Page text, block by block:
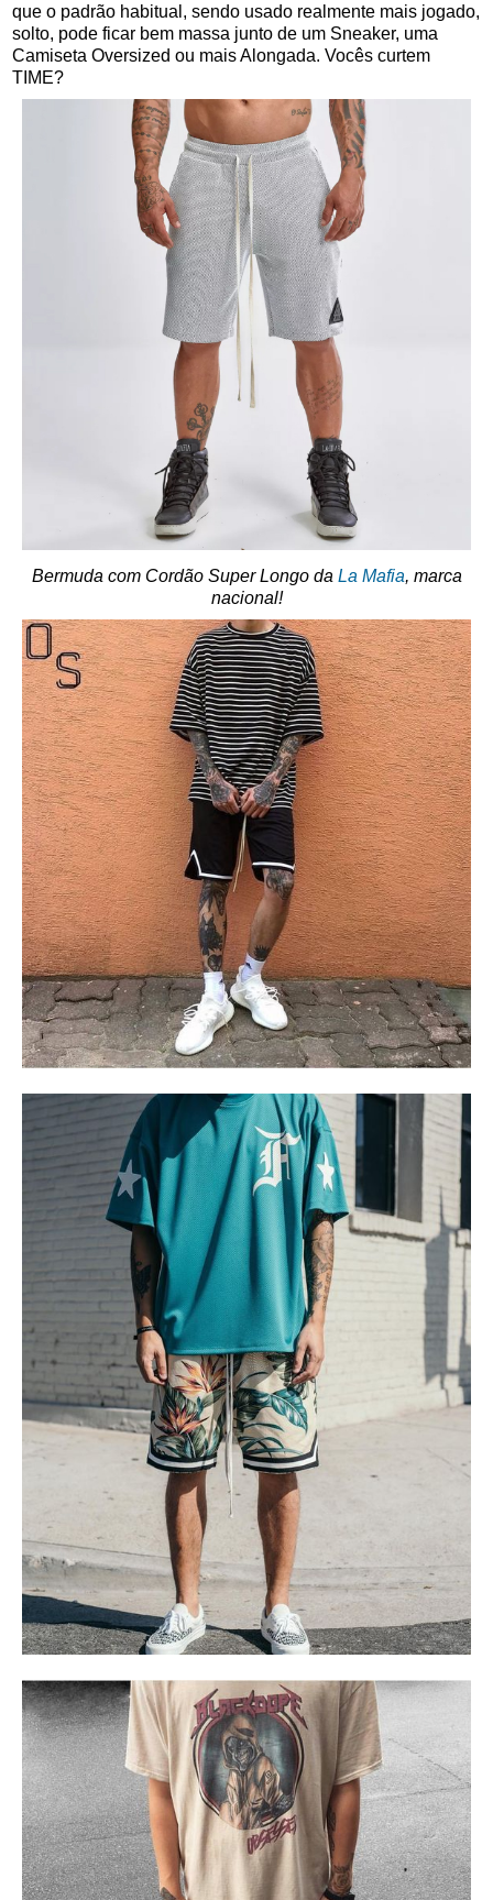
que o padrão habitual, sendo usado realmente mais jogado,
solto, pode ficar bem massa junto de um Sneaker, uma
Camiseta Oversized ou mais Alongada. Vocês curtem
TIME?
Bermuda com Cordão Super Longo da La Mafia, marca
nacional!